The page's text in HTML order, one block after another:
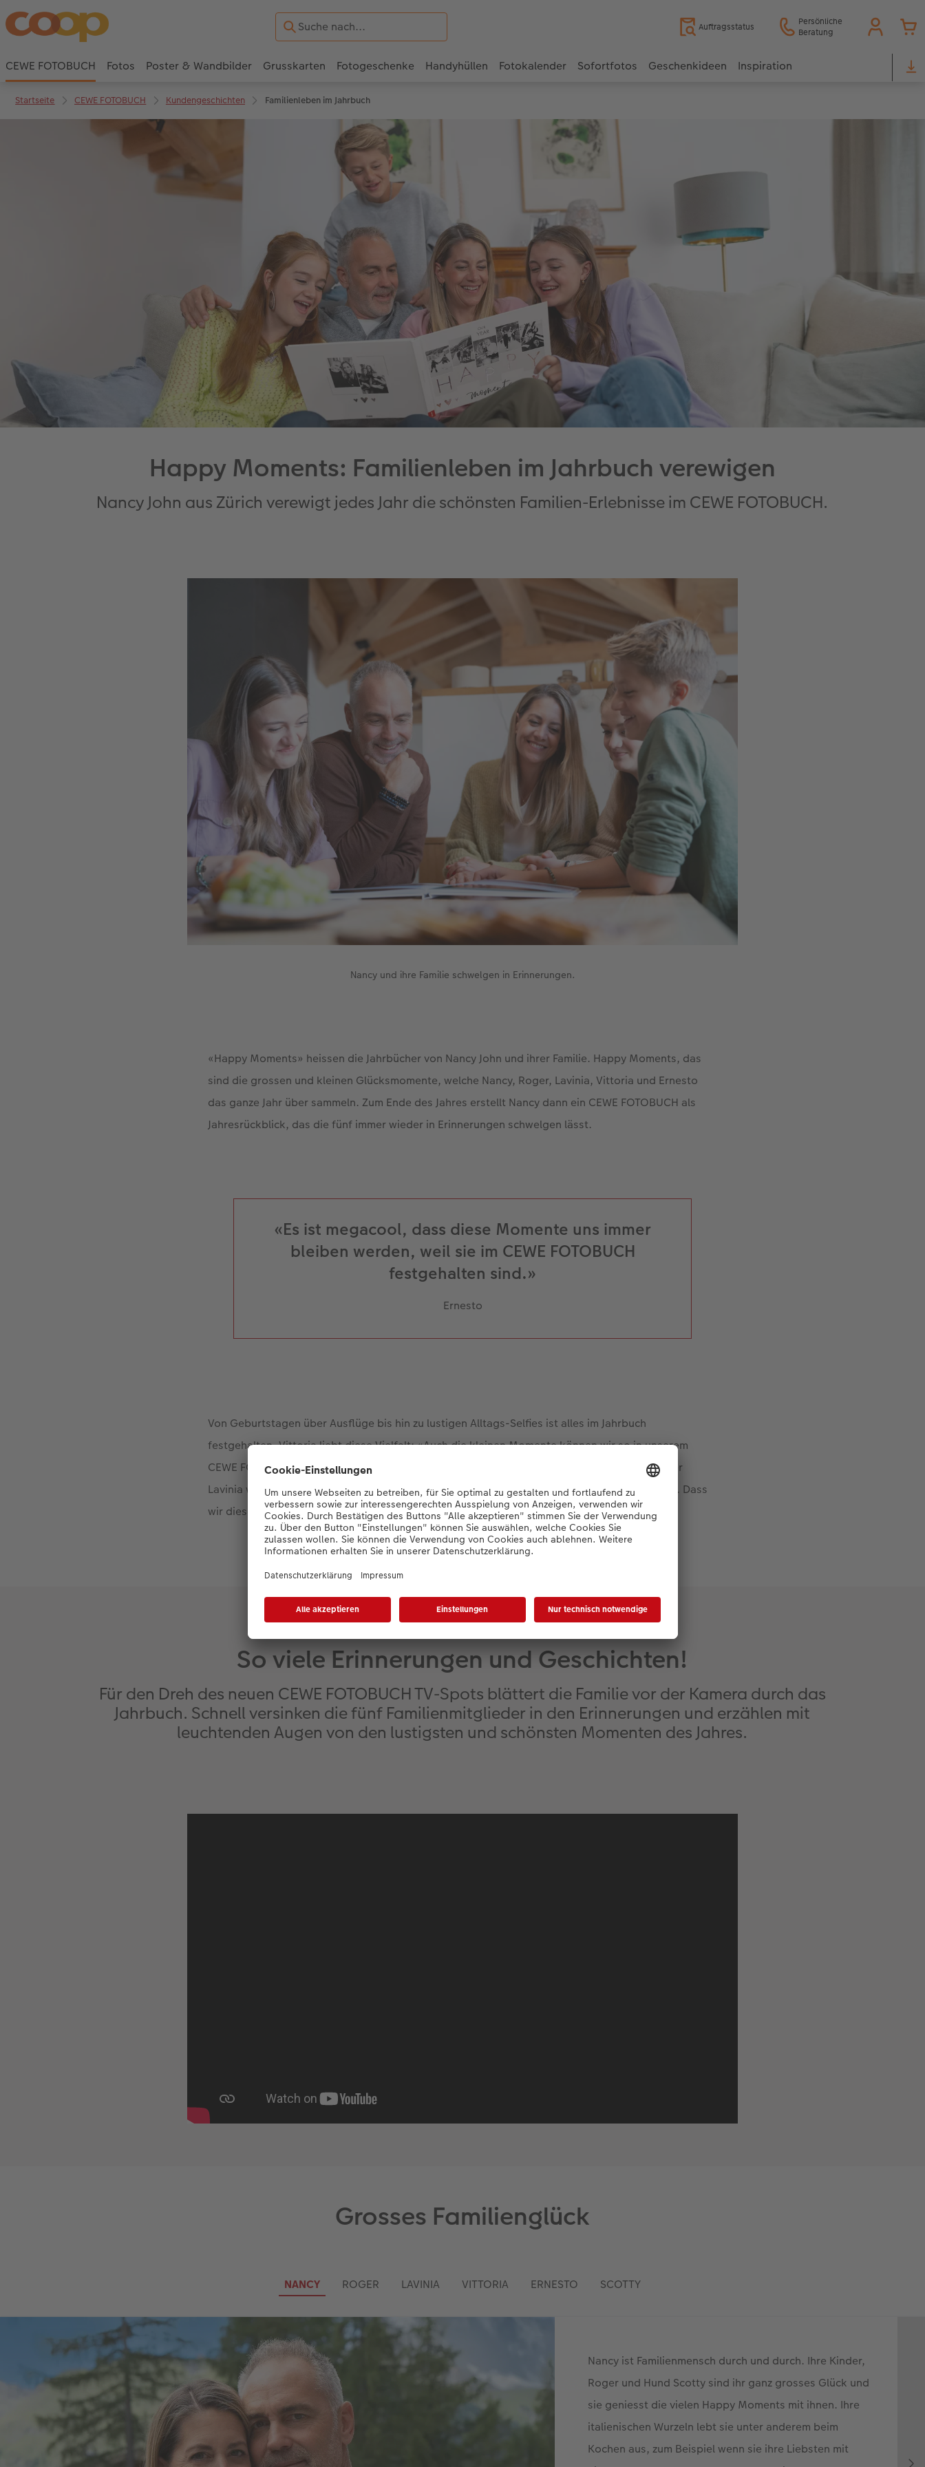
Auftragsstatus
Persönliche
Beratung
CEWE FOTOBUCH Fotos Poster & Wandbilder Grusskarten Fotogeschenke Handyhüllen Fotokalender Sofortfotos Geschenkideen Inspiration
Startseite CEWE FOTOBUCH Kundengeschichten Familienleben im Jahrbuch
Happy Moments: Familienleben im Jahrbuch verewigen
Nancy John aus Zürich verewigt jedes Jahr die schönsten Familien-Erlebnisse im CEWE FOTOBUCH.
Nancy und ihre Familie schwelgen in Erinnerungen.
«Happy Moments» heissen die Jahrbücher von Nancy John und ihrer Familie. Happy Moments, das
sind die grossen und kleinen Glücksmomente, welche Nancy, Roger, Lavinia, Vittoria und Ernesto
das ganze Jahr über sammeln. Zum Ende des Jahres erstellt Nancy dann ein CEWE FOTOBUCH als
Jahresrückblick, das die fünf immer wieder in Erinnerungen schwelgen lässt.
«Es ist megacool, dass diese Momente uns immer
bleiben werden, weil sie im CEWE FOTOBUCH
festgehalten sind.»
Ernesto
Von Geburtstagen über Ausflüge bis hin zu lustigen Alltags-Selfies ist alles im Jahrbuch
festgehalten. Vittoria liebt diese Vielfalt: «Auch die kleinen Momente können wir so in unserem
CEWE FOTOBUCH wieder anschauen und das Glück noch einmal spüren». Auch ihre Schwester
Lavinia weiss Nancys Jahrbücher zu schätzen: «Ich bin dir mega dankbar, dass du das machst. Dass
wir diese Erinnerungen immer wieder erleben, immer wieder sehen können».
So viele Erinnerungen und Geschichten!
Für den Dreh des neuen CEWE FOTOBUCH TV-Spots blättert die Familie vor der Kamera durch das
Jahrbuch. Schnell versinken die fünf Familienmitglieder in den Erinnerungen und erzählen mit
leuchtenden Augen von den lustigsten und schönsten Momenten des Jahres.
Grosses Familienglück